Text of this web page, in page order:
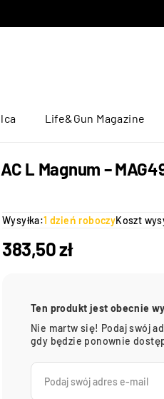
Life&Gun Magazine
L Magnum –
Wysyłka:1 dzień roboczyKoszt
383,50zł
Ten produkt jest obecnie
Nie martw się! Podaj swój
gdy będzie ponownie